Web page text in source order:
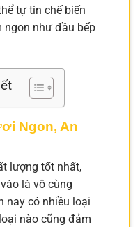
tự tin chế biến
ngon như đầu bếp
Ngon, An
lượng tốt nhất,
là vô cùng
nay có nhiều loại
nào cũng đảm